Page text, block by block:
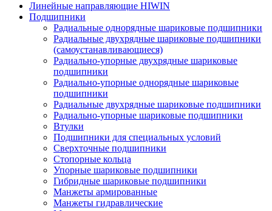
Линейные направляющие HIWIN
Подшипники
Радиальные однорядные шариковые подшипники
Радиальные двухрядные шариковые подшипники
(самоустанавливающиеся)
Радиально-упорные двухрядные шариковые
подшипники
Радиально-упорные однорядные шариковые
подшипники
Радиальные двухрядные шариковые подшипники
Радиально-упорные шариковые подшипники
Втулки
Подшипники для специальных условий
Сверхточные подшипники
Стопорные кольца
Упорные шариковые подшипники
Гибридные шариковые подшипники
Манжеты армированные
Манжеты гидравлические